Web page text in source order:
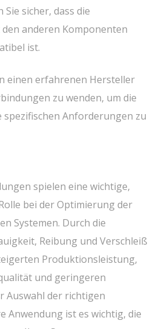
Sie sicher, dass die
anderen Komponenten
ist.
einen erfahrenen Hersteller
zu wenden, um die
Anforderungen zu
spielen eine wichtige,
bei der Optimierung der
Systemen. Durch die
Reibung und Verschleiß
Produktionsleistung,
und geringeren
Auswahl der richtigen
Anwendung ist es wichtig, die